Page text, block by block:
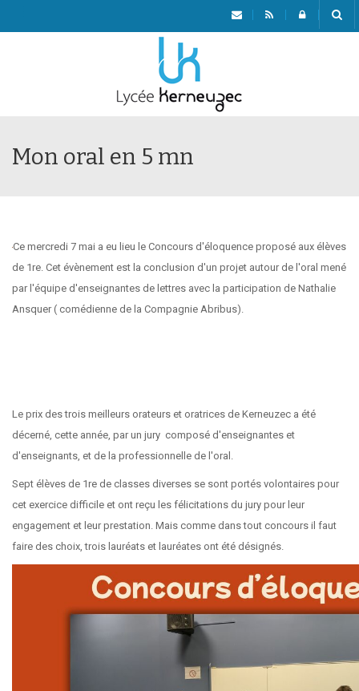
Mon oral en 5 mn
Ce mercredi 7 mai a eu lieu le Concours d'éloquence proposé aux élèves
de 1re. Cet évènement est la conclusion d'un projet autour de l'oral mené
par l'équipe d'enseignantes de lettres avec la participation de Nathalie
Ansquer ( comédienne de la Compagnie Abribus).
Le prix des trois meilleurs orateurs et oratrices de Kerneuzec a été
décerné, cette année, par un jury composé d'enseignantes et
d'enseignants, et de la professionnelle de l'oral.
Sept élèves de 1re de classes diverses se sont portés volontaires pour
cet exercice difficile et ont reçu les félicitations du jury pour leur
engagement et leur prestation. Mais comme dans tout concours il faut
faire des choix, trois lauréats et lauréates ont été désignés.